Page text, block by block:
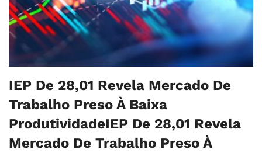
IEP De 28,01 Revela Mercado De
Trabalho Preso À Baixa
ProdutividadeIEP De 28,01 Revela
Mercado De Trabalho Preso À